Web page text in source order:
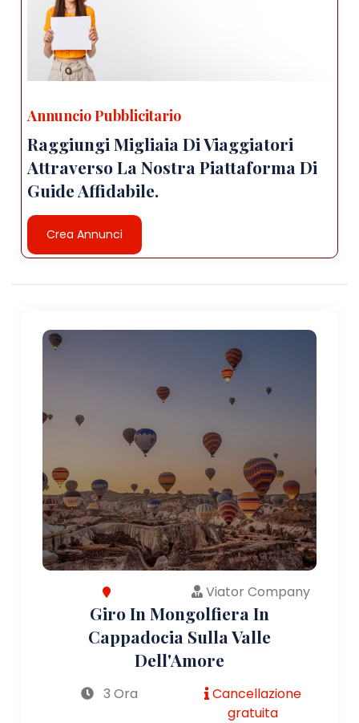
Annuncio Pubblicitario
Raggiungi Migliaia Di Viaggiatori
Attraverso La Nostra Piattaforma Di
Guide Affidabile.
Crea Annunci
Viator Company
Giro In Mongolfiera In
Cappadocia Sulla Valle
Dell'Amore
3 Ora
Cancellazione
gratuita